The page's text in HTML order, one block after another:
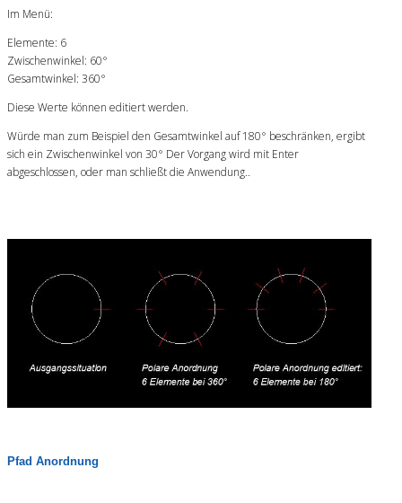
Im Menü:
Elemente: 6
Zwischenwinkel: 60°
Gesamtwinkel: 360°
Diese Werte können editiert werden.
Würde man zum Beispiel den Gesamtwinkel auf 180° beschränken, ergibt
sich ein Zwischenwinkel von 30° Der Vorgang wird mit Enter
abgeschlossen, oder man schließt die Anwendung..
Pfad Anordnung